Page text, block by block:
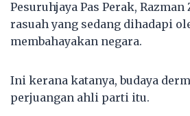
Pesuruhjaya Pas Perak,
rasuah yang sedang dihadapi
membahayakan negara.
Ini kerana katanya, budaya
perjuangan ahli parti itu.